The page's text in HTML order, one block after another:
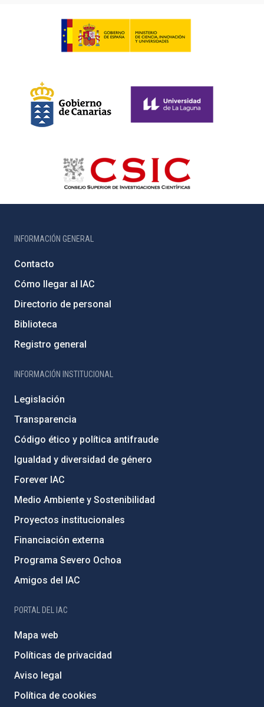
INFORMACIÓN GENERAL
Contacto
Cómo llegar al IAC
Directorio de personal
Biblioteca
Registro general
INFORMACIÓN INSTITUCIONAL
Legislación
Transparencia
Código ético y política antifraude
Igualdad y diversidad de género
Forever IAC
Medio Ambiente y Sostenibilidad
Proyectos institucionales
Financiación externa
Programa Severo Ochoa
Amigos del IAC
PORTAL DEL IAC
Mapa web
Políticas de privacidad
Aviso legal
Política de cookies